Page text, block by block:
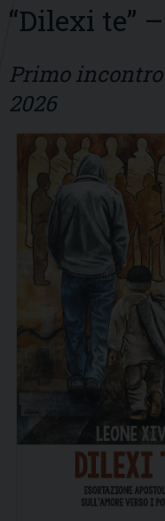
“Dilexi te”
Primo
2026